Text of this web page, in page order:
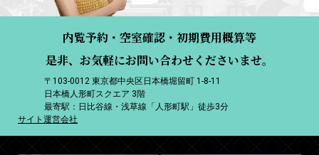
内覧予約・空室確認・初期費用概算等
是非、お気軽にお問い合わせくださいませ。
〒103-0012 東京都中央区日本橋堀留町 1-8-11
日本橋人形町スクエア 3階
最寄駅：日比谷線・浅草線「人形町駅」徒歩3分
サイト運営会社